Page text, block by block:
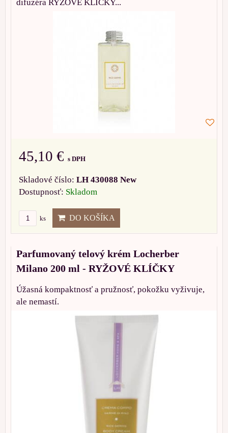
difuzéra RYŽOVÉ KLÍČKY...
45,10 € s DPH
Skladové číslo: LH 430088 New
Dostupnosť: Skladom
ks DO KOŠÍKA
Parfumovaný telový krém Locherber
Milano 200 ml - RYŽOVÉ KLÍČKY
Úžasná kompaktnosť a pružnosť, pokožku vyživuje,
ale nemastí.